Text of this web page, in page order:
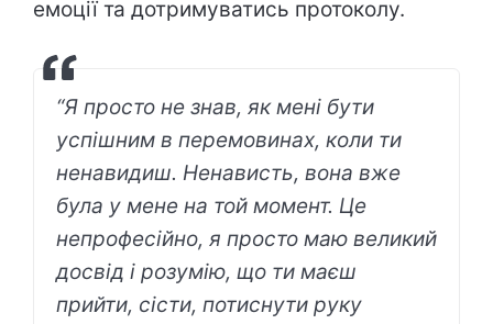
емоції та дотримуватись протоколу.
“Я просто не знав, як мені бути
успішним в перемовинах, коли ти
ненавидиш. Ненависть, вона вже
була у мене на той момент. Це
непрофесійно, я просто маю великий
досвід і розумію, що ти маєш
прийти, сісти, потиснути руку